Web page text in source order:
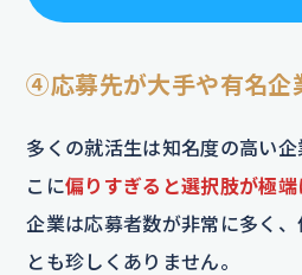
④応募先が大手や有名企
多くの就活生は知名度の高い
こに偏りすぎると選択肢が極端
企業は応募者数が非常に多く
とも珍しくありません。